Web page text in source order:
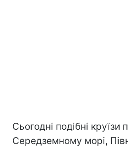
Сьогодні подібні
Середземному морі,